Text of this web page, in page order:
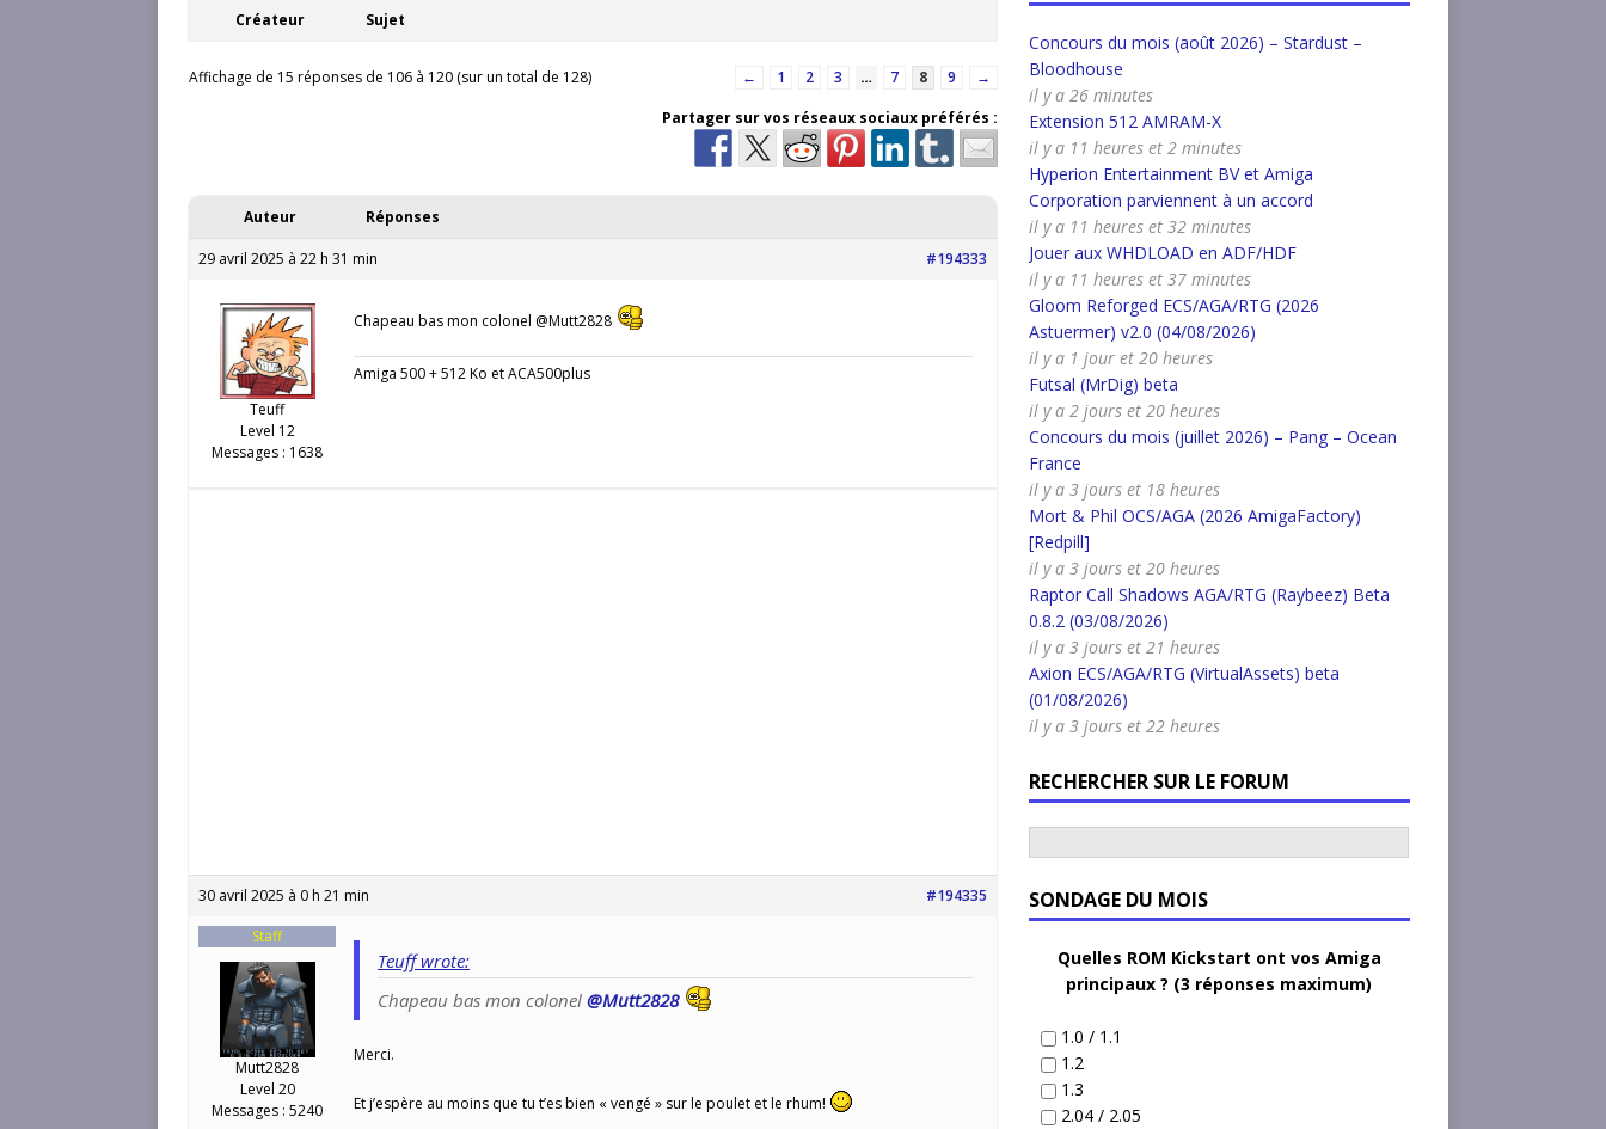
Créateur Sujet
Affichage de 15 réponses de 106 à 120 (sur un total de 128) ← 1 2 3 … 7 8 9
→
Partager sur vos réseaux sociaux préférés :
Auteur Réponses
29 avril 2025 à 22 h 31 min #194333
Teuff
Level 12
Messages : 1638
Chapeau bas mon colonel @Mutt2828
Amiga 500 + 512 Ko et ACA500plus
30 avril 2025 à 0 h 21 min
#194335
Staff
Mutt2828
Level 20
Messages : 5240
Teuff wrote:
Chapeau bas mon colonel @Mutt2828
Merci.
Et j’espère au moins que tu t’es bien « vengé » sur le poulet et le rhum!
Concours du mois (août 2026) – Stardust –
Bloodhouse
il y a 26 minutes
Extension 512 AMRAM-X
il y a 11 heures et 2 minutes
Hyperion Entertainment BV et Amiga
Corporation parviennent à un accord
il y a 11 heures et 32 minutes
Jouer aux WHDLOAD en ADF/HDF
il y a 11 heures et 37 minutes
Gloom Reforged ECS/AGA/RTG (2026
Astuermer) v2.0 (04/08/2026)
il y a 1 jour et 20 heures
Futsal (MrDig) beta
il y a 2 jours et 20 heures
Concours du mois (juillet 2026) – Pang – Ocean
France
il y a 3 jours et 18 heures
Mort & Phil OCS/AGA (2026 AmigaFactory)
[Redpill]
il y a 3 jours et 20 heures
Raptor Call Shadows AGA/RTG (Raybeez) Beta
0.8.2 (03/08/2026)
il y a 3 jours et 21 heures
Axion ECS/AGA/RTG (VirtualAssets) beta
(01/08/2026)
il y a 3 jours et 22 heures
RECHERCHER SUR LE FORUM
SONDAGE DU MOIS
Quelles ROM Kickstart ont vos Amiga
principaux ? (3 réponses maximum)
1.0 / 1.1
1.2
1.3
2.04 / 2.05